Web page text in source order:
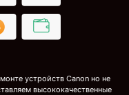
устройств Canon но не
высококачественные